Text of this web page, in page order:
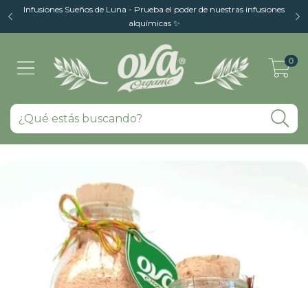
Infusiones Sueños de Luna - Prueba el poder de nuestras infusiones
alquímicas ✨
0